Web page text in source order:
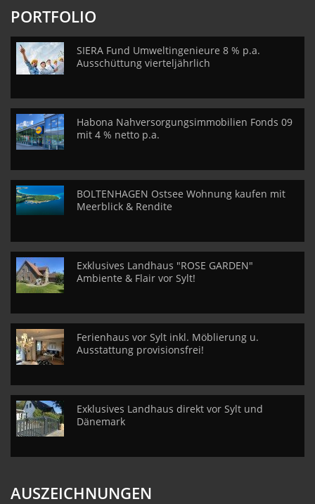
PORTFOLIO
SIERA Fund Umweltingenieure 8 % p.a.
Ausschüttung vierteljährlich
Habona Nahversorgungsimmobilien Fonds 09
mit 4 % netto p.a.
BOLTENHAGEN Ostsee Wohnung kaufen mit
Meerblick & Rendite
Exklusives Landhaus "ROSE GARDEN"
Ambiente & Flair vor Sylt!
Ferienhaus vor Sylt inkl. Möblierung u.
Ausstattung provisionsfrei!
Exklusives Landhaus direkt vor Sylt und
Dänemark
AUSZEICHNUNGEN